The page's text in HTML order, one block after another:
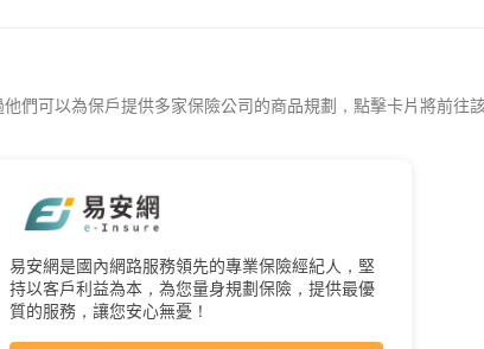
們可以為保戶提供多家保險公司的商品規劃，點擊卡片將前往
易安網是國內網路服務領先的專業保險經紀人，堅
持以客戶利益為本，為您量身規劃保險，提供最優
質的服務，讓您安心無憂！